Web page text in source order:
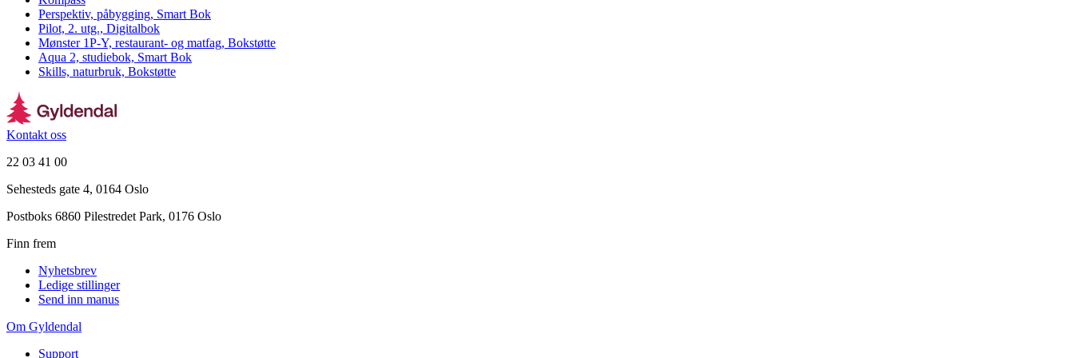
Perspektiv, påbygging, Smart Bok
Pilot, 2. utg., Digitalbok
Mønster 1P-Y, restaurant- og matfag, Bokstøtte
Aqua 2, studiebok, Smart Bok
Skills, naturbruk, Bokstøtte
Kontakt oss
22 03 41 00
Sehesteds gate 4, 0164 Oslo
Postboks 6860 Pilestredet Park, 0176 Oslo
Finn frem
Nyhetsbrev
Ledige stillinger
Send inn manus
Om Gyldendal
Support